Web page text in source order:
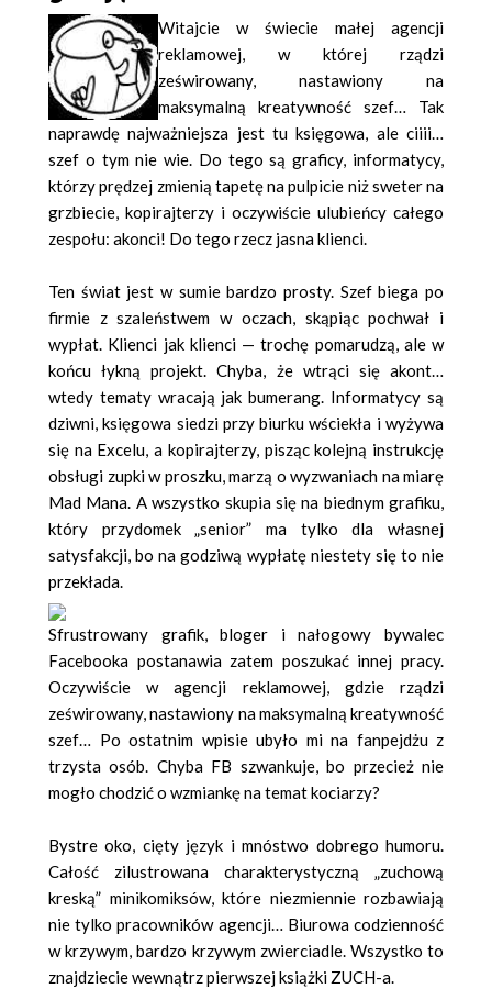
Witajcie w świecie małej agencji
reklamowej, w której rządzi
ześwirowany, nastawiony na
maksymalną kreatywność szef… Tak
naprawdę najważniejsza jest tu księgowa, ale ciiii…
szef o tym nie wie. Do tego są graficy, informatycy,
którzy prędzej zmienią tapetę na pulpicie niż sweter na
grzbiecie, kopirajterzy i oczywiście ulubieńcy całego
zespołu: akonci! Do tego rzecz jasna klienci.
Ten świat jest w sumie bardzo prosty. Szef biega po
firmie z szaleństwem w oczach, skąpiąc pochwał i
wypłat. Klienci jak klienci — trochę pomarudzą, ale w
końcu łykną projekt. Chyba, że wtrąci się akont…
wtedy tematy wracają jak bumerang. Informatycy są
dziwni, księgowa siedzi przy biurku wściekła i wyżywa
się na Excelu, a kopirajterzy, pisząc kolejną instrukcję
obsługi zupki w proszku, marzą o wyzwaniach na miarę
Mad Mana. A wszystko skupia się na biednym grafiku,
który przydomek „senior” ma tylko dla własnej
satysfakcji, bo na godziwą wypłatę niestety się to nie
przekłada.
Sfrustrowany grafik, bloger i nałogowy bywalec
Facebooka postanawia zatem poszukać innej pracy.
Oczywiście w agencji reklamowej, gdzie rządzi
ześwirowany, nastawiony na maksymalną kreatywność
szef… Po ostatnim wpisie ubyło mi na fanpejdżu z
trzysta osób. Chyba FB szwankuje, bo przecież nie
mogło chodzić o wzmiankę na temat kociarzy?
Bystre oko, cięty język i mnóstwo dobrego humoru.
Całość zilustrowana charakterystyczną „zuchową
kreską” minikomiksów, które niezmiennie rozbawiają
nie tylko pracowników agencji… Biurowa codzienność
w krzywym, bardzo krzywym zwierciadle. Wszystko to
znajdziecie wewnątrz pierwszej książki ZUCH-a.